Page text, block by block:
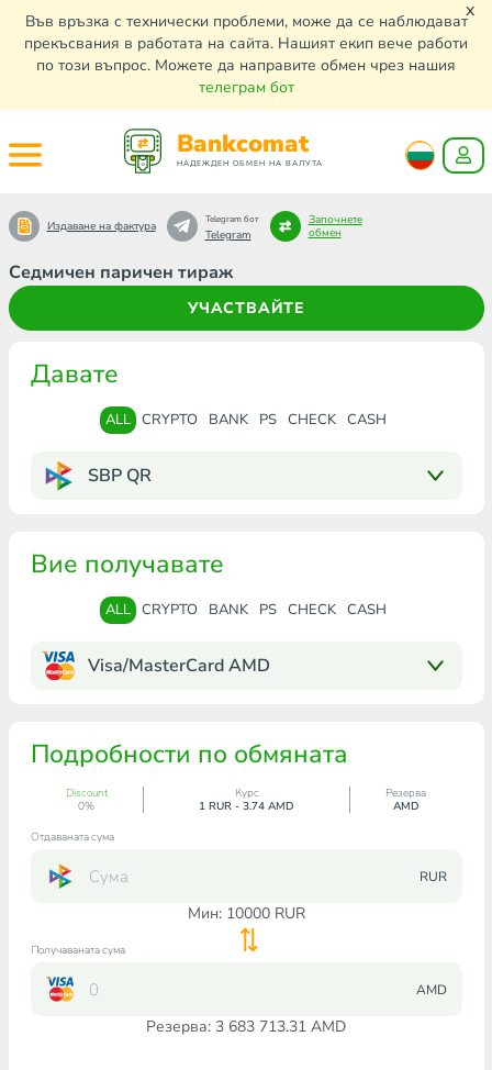
Във връзка с технически проблеми, може да се наблюдават
прекъсвания в работата на сайта. Нашият екип вече работи
по този въпрос. Можете да направите обмен чрез нашия
телеграм бот
x
Bankcomat
НАДЕЖДЕН ОБМЕН НА ВАЛУТА
Седмичен паричен тираж
УЧАСТВАЙТЕ
Издаване на фактура Telegram бот
Telegram
Започнете
обмен
Давате
ALL CRYPTO BANK PS CHECK CASH
SBP QR
Вие получавате
ALL CRYPTO BANK PS CHECK CASH
Visa/MasterCard AMD
Подробности по обмяната
Discount
0%
Курс
1 RUR - 3.74 AMD
Резерва
AMD
Отдаваната сума
RUR
Мин: 10000RUR
Получаваната сума
AMD
Резерва: 3 683 713.31 AMD